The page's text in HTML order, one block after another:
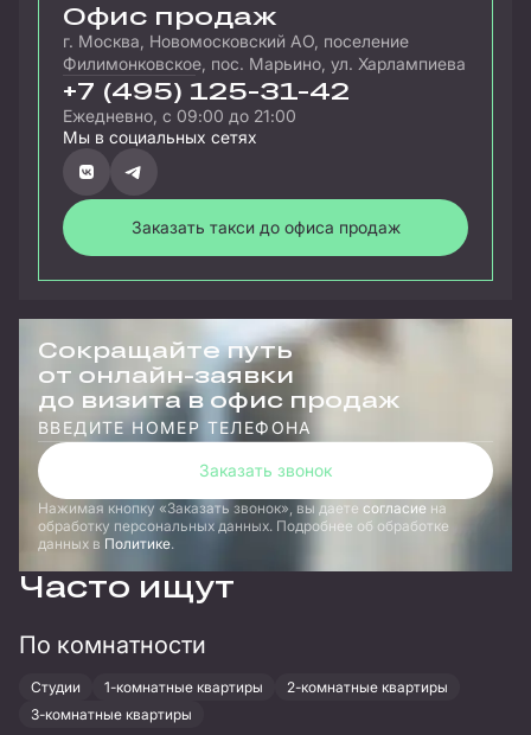
Офис продаж
г. Москва, Новомосковский АО, поселение
Филимонковское, пос. Марьино, ул. Харлампиева
+7 (495) 125-31-42
Ежедневно, с 09:00 до 21:00
Мы в социальных сетях
Заказать такси до офиса продаж
Сокращайте путь
от онлайн-заявки
до визита в офис продаж
ВВЕДИТЕ НОМЕР ТЕЛЕФОНА
Заказать звонок
Нажимая кнопку Заказать звонок , вы даете согласие на
обработку персональных данных. Подробнее об обработке
данных в Политике.
Часто ищут
По комнатности
Студии 1-комнатные квартиры
2-комнатные квартиры
3-комнатные квартиры